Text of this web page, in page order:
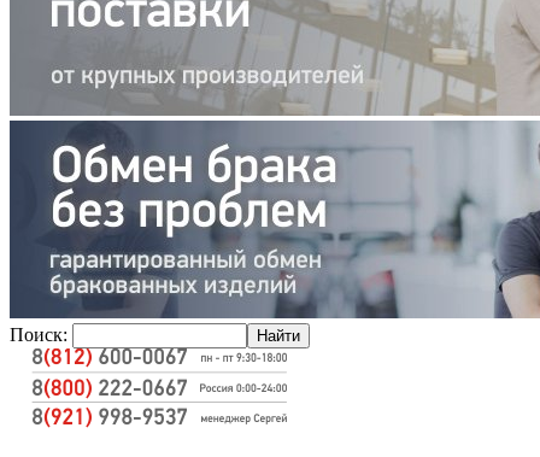
Поиск: